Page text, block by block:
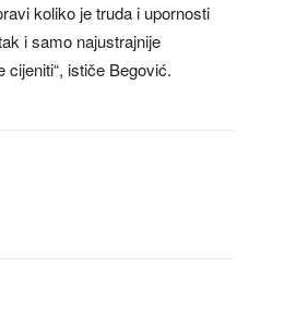
koliko je truda i upornosti
i samo najustrajnije
ističe Begović.